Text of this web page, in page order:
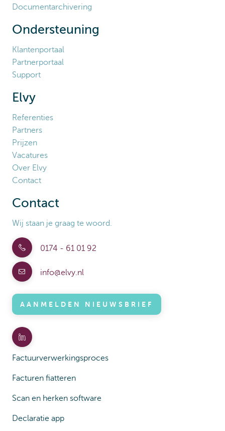
Documentarchivering
Ondersteuning
Klantenportaal
Partnerportaal
Support
Elvy
Referenties
Partners
Prijzen
Vacatures
Over Elvy
Contact
Contact
Wij staan je graag te woord.
0174 - 61 01 92
info@elvy.nl
AANMELDEN NIEUWSBRIEF
Factuurverwerkingsproces
Facturen fiatteren
Scan en herken software
Declaratie app